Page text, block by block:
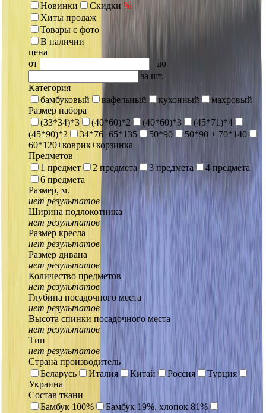
Новинки
Скидки %
Хиты продаж
Товары с фото
В наличии
цена
от
до
за шт.
Категория
бамбуковый
вафельный кухонный
махровый
Размер набора
(33*34)*3
(40*60)*2 (40*60)*3
(45*71)*4
(45*90)*2
34*76+65*135 50*90
50*90 + 70*140
60*120+коврик+корзинка
Предметов
1 предмет
2 предмета 3 предмета
4 предмета
6 предмета
Размер, м.
нет результатов
Ширина подлокотника
нет результатов
Размер кресла
нет результатов
Размер дивана
нет результатов
Количество предметов
нет результатов
Глубина посадочного места
нет результатов
Высота спинки посадочного места
нет результатов
Тип
нет результатов
Страна производитель
Беларусь
Италия Китай Россия
Турция
Украина
Состав ткани
Бамбук 100%
Бамбук 19%, хлопок 81%